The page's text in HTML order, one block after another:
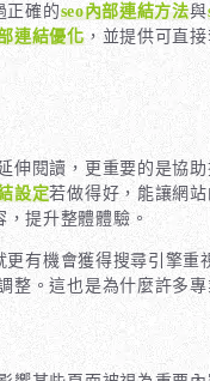
正確的seo內部連結方法與
連結優化，並提供可直接
伸閱讀，更重要的是協
設定若做得好，能讓網
，提升整體體驗。
有機會獲得搜尋引擎重
整。這也是為什麼許多